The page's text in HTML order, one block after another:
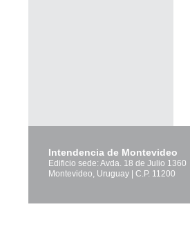
Intendencia de Montevideo
Edificio sede: Avda. 18 de Julio 1360
Montevideo, Uruguay | C.P. 11200